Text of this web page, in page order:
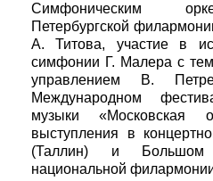
Симфоническим
Петербургской
А. Титова, участие в
симфонии Г. Малера с
управлением В.
Международном
музыки
выступления в
(Таллин) и Большом
национальной